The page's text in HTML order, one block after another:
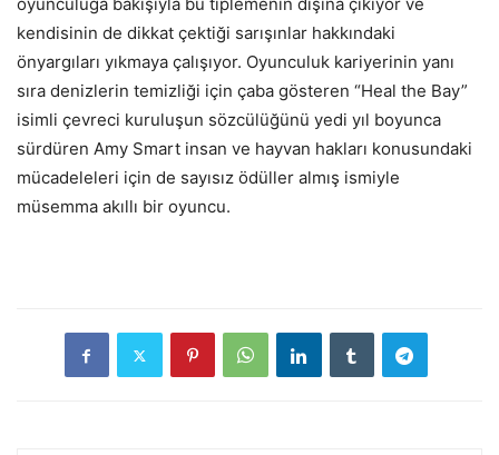
kendisinin de dikkat çektiği sarışınlar hakkındaki
önyargıları yıkmaya çalışıyor. Oyunculuk kariyerinin yanı
sıra denizlerin temizliği için çaba gösteren “Heal the Bay”
isimli çevreci kuruluşun sözcülüğünü yedi yıl boyunca
sürdüren Amy Smart insan ve hayvan hakları konusundaki
mücadeleleri için de sayısız ödüller almış ismiyle
müsemma akıllı bir oyuncu.